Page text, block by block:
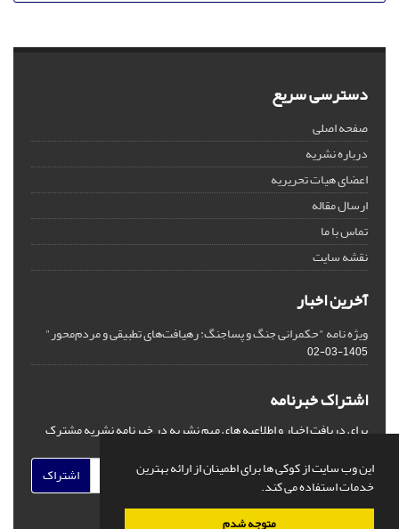
این وب سایت از کوکی ها برای اطمینان از ارائه بهترین
خدمات استفاده می کند.
متوجه شدم
دسترسی سریع
صفحه اصلی
درباره نشریه
اعضای هیات تحریریه
ارسال مقاله
تماس با ما
نقشه سایت
آخرین اخبار
ویژه نامه "حکمرانی جنگ و پساجنگ: رهیافت‌های تطبیقی و مردم‌محور"
1405-03-02
اشتراک خبرنامه
برای دریافت اخبار و اطلاعیه های مهم نشریه در خبرنامه نشریه مشترک
اشتراک